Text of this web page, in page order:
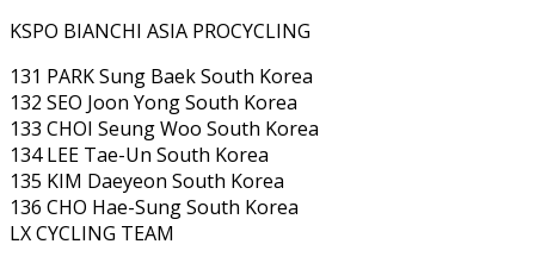
KSPO BIANCHI ASIA PROCYCLING
131 PARK Sung Baek South Korea
132 SEO Joon Yong South Korea
133 CHOI Seung Woo South Korea
134 LEE Tae-Un South Korea
135 KIM Daeyeon South Korea
136 CHO Hae-Sung South Korea
LX CYCLING TEAM